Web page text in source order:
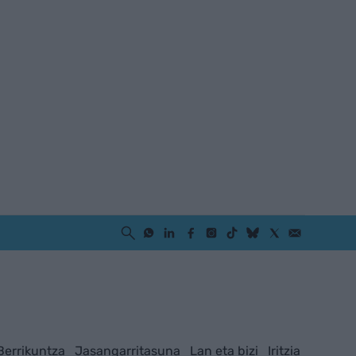
Jasangarritasuna Lan eta bizi Iritzia